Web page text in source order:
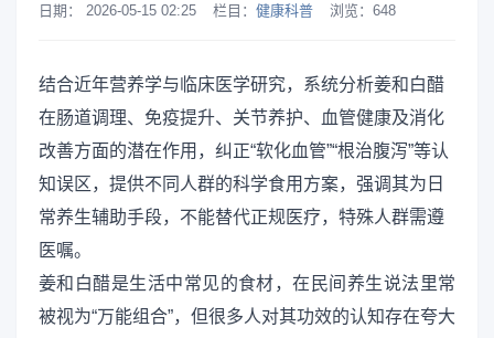
日期： 2026-05-15 02:25 栏目： 健康科普 浏览： 648
结合近年营养学与临床医学研究，系统分析姜和白醋
在肠道调理、免疫提升、关节养护、血管健康及消化
改善方面的潜在作用，纠正“软化血管”“根治腹泻”等认
知误区，提供不同人群的科学食用方案，强调其为日
常养生辅助手段，不能替代正规医疗，特殊人群需遵
医嘱。
姜和白醋是生活中常见的食材，在民间养生说法里常
被视为“万能组合”，但很多人对其功效的认知存在夸大